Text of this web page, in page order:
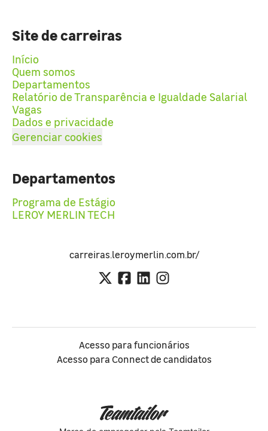
Site de carreiras
Início
Quem somos
Departamentos
Relatório de Transparência e Igualdade Salarial
Vagas
Dados e privacidade
Gerenciar cookies
Departamentos
Programa de Estágio
LEROY MERLIN TECH
carreiras.leroymerlin.com.br/
Acesso para funcionários
Acesso para Connect de candidatos